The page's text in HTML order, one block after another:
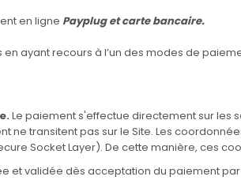
en ligne Payplug et carte bancaire.
ayant recours à l’un des modes de
Le paiement s'effectue directement sur les
ne transitent pas sur le Site. Les
Socket Layer). De cette manière, ces
et validée dès acceptation du paiement